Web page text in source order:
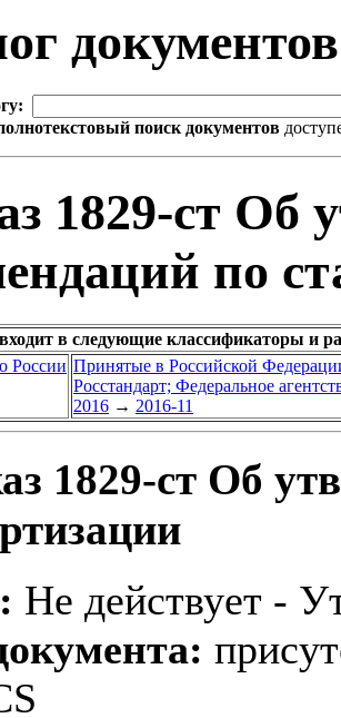
поиск документов
1829-ст Об
по
в следующие классификаторы и
России Принятые в Российской
Росстандарт; Федеральное
2016 → 2016-11
1829-ст Об
Не действует -